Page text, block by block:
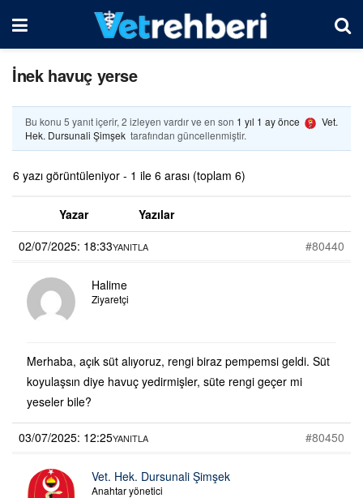
İnek havuç yerse
Bu konu 5 yanıt içerir, 2 izleyen vardır ve en son 1 yıl 1 ay önce
Vet.
Hek. Dursunali Şimşek tarafından güncellenmiştir.
6 yazı görüntüleniyor - 1 ile 6 arası (toplam 6)
Yazar
Yazılar
02/07/2025: 18:33
#80440
YANITLA
Halime
Ziyaretçi
Merhaba, açık süt alıyoruz, rengi biraz pempemsi geldi. Süt
koyulaşsın diye havuç yedirmişler, süte rengi geçer mi
yeseler bile?
03/07/2025: 12:25 #80450
YANITLA
Vet. Hek. Dursunali Şimşek
Anahtar yönetici